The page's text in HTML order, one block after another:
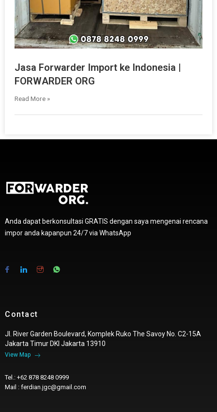
Jasa Forwarder Import ke Indonesia |
FORWARDER ORG
Read More »
Anda dapat berkonsultasi GRATIS dengan saya mengenai rencana
impor anda kapanpun 24/7 via WhatsApp
Contact
Jl. River Garden Boulevard, Komplek Ruko The Savoy No. C2-15A
Jakarta Timur DKI Jakarta 13910
View Map
Tel.: +62 878 8248 0999
Mail : ferdian.jgc@gmail.com